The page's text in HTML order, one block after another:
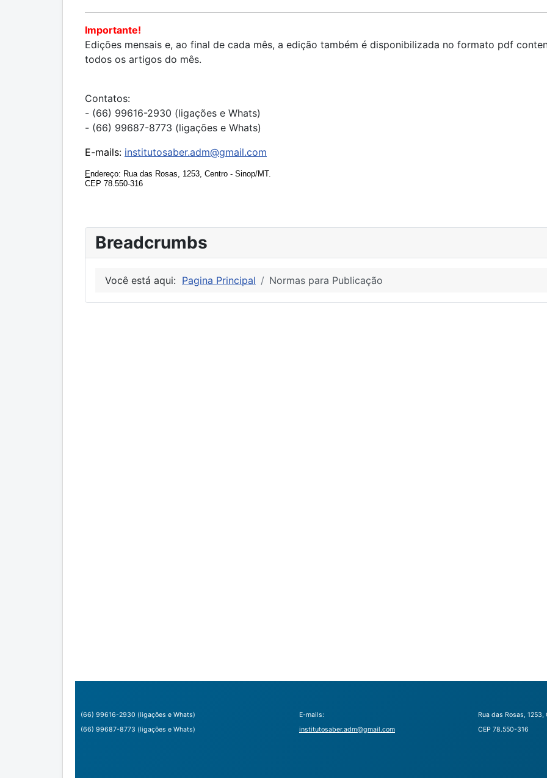
Importante!
Edições mensais e, ao final de cada mês, a edição também é disponibilizada no formato pdf
todos os artigos do mês.
Contatos:
- (66) 99616-2930 (ligações e Whats)
- (66) 99687-8773 (ligações e Whats)
E-mails: institutosaber.adm@gmail.com
Endereço: Rua das Rosas, 1253, Centro - Sinop/MT.
CEP 78.550-316
Breadcrumbs
Você está aqui: Pagina Principal Normas para Publicação
(66) 99616-2930 (ligações e Whats)
(66) 99687-8773 (ligações e Whats)
E-mails:
institutosaber.adm@gmail.com
Rua das Rosas,
CEP 78.550-316